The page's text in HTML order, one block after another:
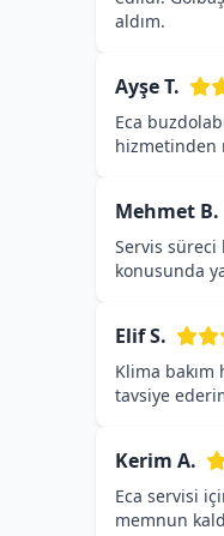
aldım.
Ayşe T.
Eca
hizmetinden
Mehmet B.
Servis süreci
konusunda
Elif S.
Klima bakım
tavsiye
Kerim A.
Eca servisi
memnun